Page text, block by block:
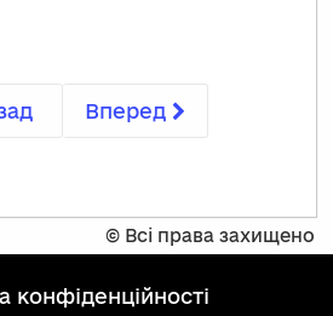
Вперед
© Всі права захищено
конфіденційності